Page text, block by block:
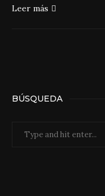
Leer más
BÚSQUEDA